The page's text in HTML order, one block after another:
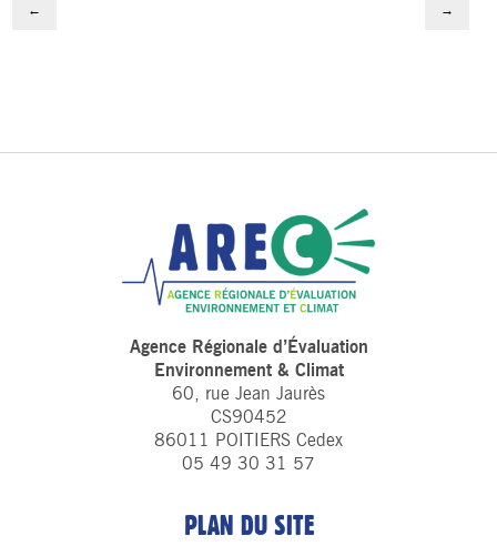
← →
Agence Régionale d’Évaluation
Environnement & Climat
60, rue Jean Jaurès
CS90452
86011 POITIERS Cedex
05 49 30 31 57
PLAN DU SITE